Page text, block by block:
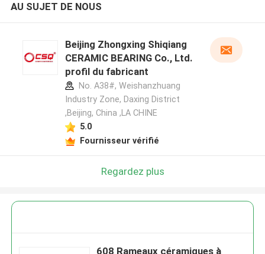
AU SUJET DE NOUS
Beijing Zhongxing Shiqiang
CERAMIC BEARING Co., Ltd.
profil du fabricant
No. A38#, Weishanzhuang
Industry Zone, Daxing District
,Beijing, China ,LA CHINE
5.0
Fournisseur vérifié
Regardez plus
608 Rameaux céramiques à